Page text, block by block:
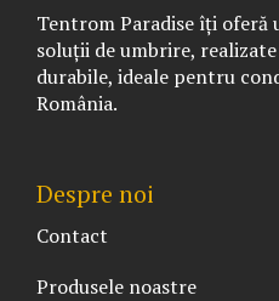
Tentrom Paradise îți
soluții de umbrire,
durabile, ideale pentru
România.
Despre noi
Contact
Produsele noastre